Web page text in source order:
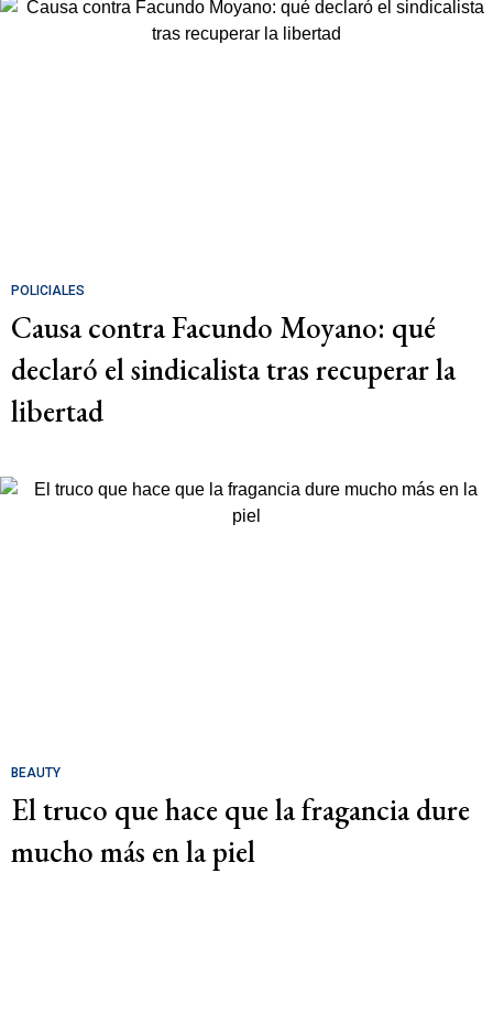
POLICIALES
Causa contra Facundo Moyano: qué
declaró el sindicalista tras recuperar la
libertad
BEAUTY
El truco que hace que la fragancia dure
mucho más en la piel